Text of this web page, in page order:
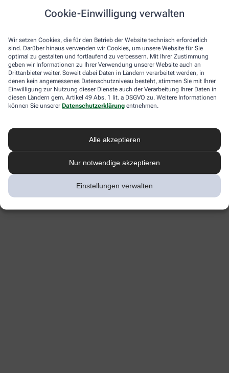
Cookie-Einwilligung verwalten
Wir setzen Cookies, die für den Betrieb der Website technisch erforderlich
sind. Darüber hinaus verwenden wir Cookies, um unsere Website für Sie
optimal zu gestalten und fortlaufend zu verbessern. Mit Ihrer Zustimmung
geben wir Informationen zu Ihrer Verwendung unserer Website auch an
Drittanbieter weiter. Soweit dabei Daten in Ländern verarbeitet werden, in
denen kein angemessenes Datenschutzniveau besteht, stimmen Sie mit Ihrer
Einwilligung zur Nutzung dieser Dienste auch der Verarbeitung Ihrer Daten in
diesen Ländern gem. Artikel 49 Abs. 1 lit. a DSGVO zu. Weitere Informationen
können Sie unserer Datenschutzerklärung entnehmen.
Alle akzeptieren
Nur notwendige akzeptieren
Einstellungen verwalten